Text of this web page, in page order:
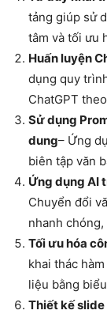
tảng giúp sử
tâm và tối ưu
Huấn luyện
dụng quy
ChatGPT
Sử dụng
dung– Ứng
biên tập văn
Ứng dụng AI
Chuyển đổi
nhanh
Tối ưu hóa
khai thác
liệu bằng
Thiết kế slide